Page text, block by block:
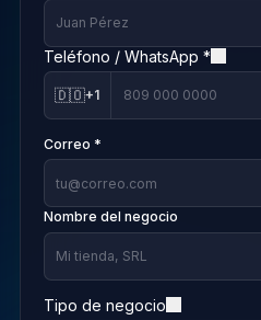
Teléfono / WhatsApp *
🇩🇴+1
Correo *
Nombre del negocio
Tipo de negocio